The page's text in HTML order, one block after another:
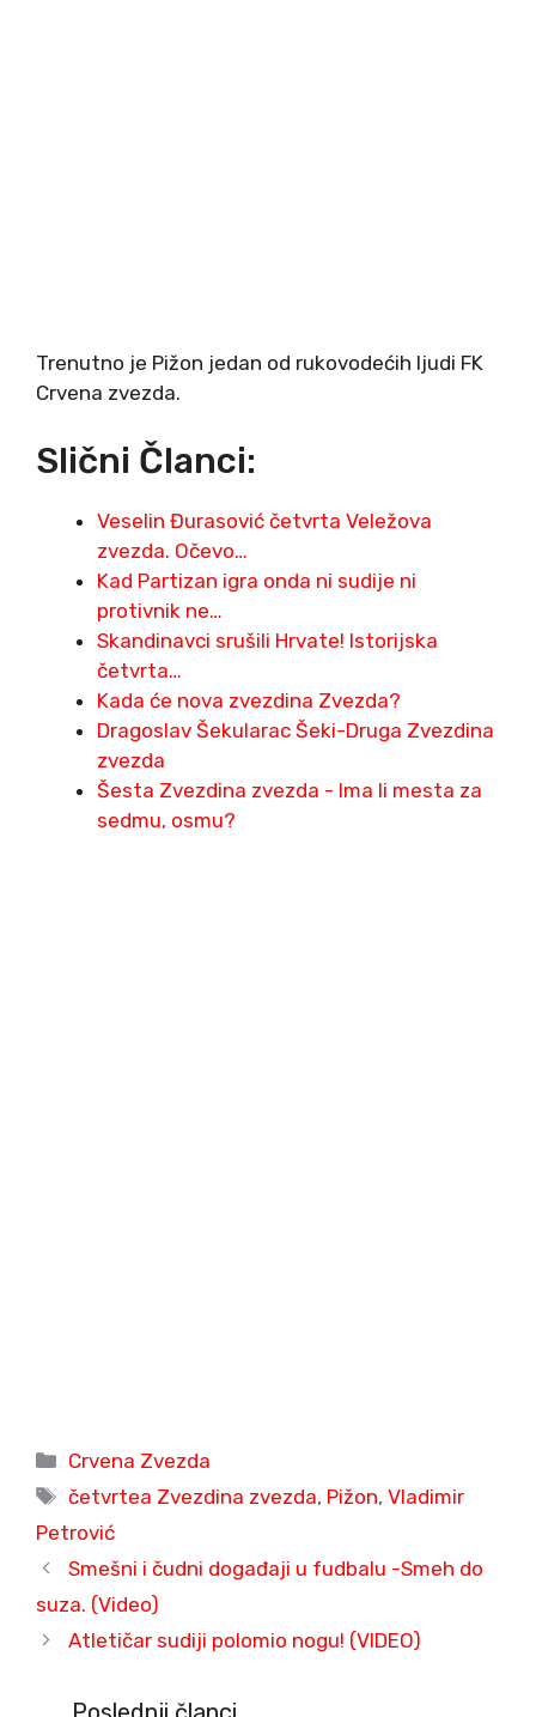
Trenutno je Pižon jedan od rukovodećih ljudi FK
Crvena zvezda.
Slični Članci:
Veselin Đurasović četvrta Veležova
zvezda. Očevo…
Kad Partizan igra onda ni sudije ni
protivnik ne…
Skandinavci srušili Hrvate! Istorijska
četvrta…
Kada će nova zvezdina Zvezda?
Dragoslav Šekularac Šeki-Druga Zvezdina
zvezda
Šesta Zvezdina zvezda - Ima li mesta za
sedmu, osmu?
Categories
Crvena Zvezda
Tags
četvrtea Zvezdina zvezda, Pižon,Vladimir
Petrović
Smešni i čudni događaji u fudbalu -Smeh do
suza. (Video)
Atletičar sudiji polomio nogu! (VIDEO)